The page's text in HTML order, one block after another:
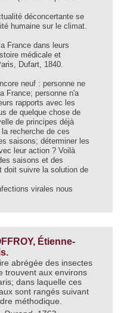
déconcertante se
humaine sur le climat.
France dans leurs
médicale et
Dufart, 1840.
neuf : personne ne
France; personne n'a
rapports avec les
de quelque chose de
de principes déjà
recherche de ces
saisons; déterminer les
leur action ? Voilà
saisons et des
doit suivre la solution de
virales nous
Étienne-
abrégée des insectes
trouvent aux environs
dans laquelle ces
sont rangés suivant
méthodique.